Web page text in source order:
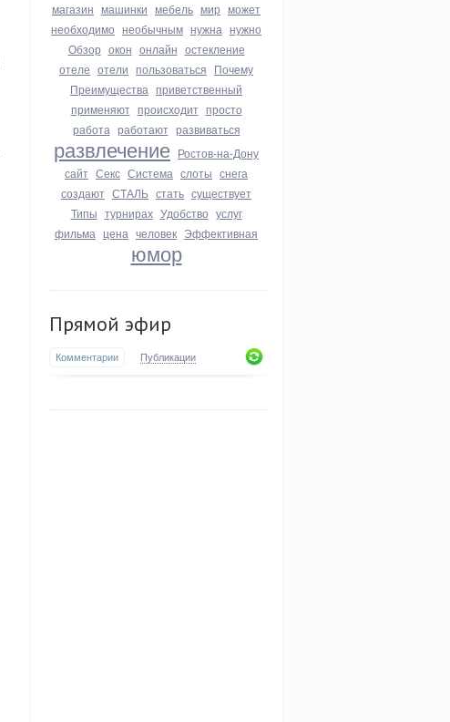
магазин машинки мебель мир может
необходимо необычным нужна нужно
Обзор окон онлайн остекление
отеле отели пользоваться Почему
Преимущества приветственный
применяют происходит просто
работа работают развиваться
развлечение Ростов-на-Дону
сайт Секс Система слоты снега
создают СТАЛЬ стать существует
Типы турнирах Удобство услуг
фильма цена человек Эффективная
юмор
Прямой эфир
Комментарии Публикации